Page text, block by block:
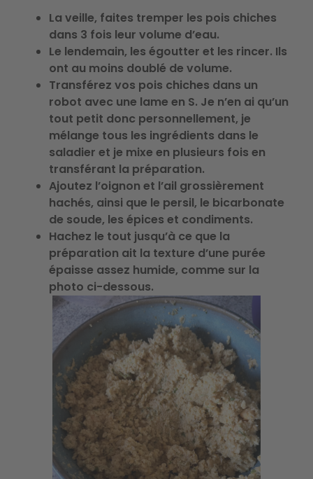
La veille, faites tremper les pois chiches
dans 3 fois leur volume d’eau.
Le lendemain, les égoutter et les rincer. Ils
ont au moins doublé de volume.
Transférez vos pois chiches dans un
robot avec une lame en S. Je n’en ai qu’un
tout petit donc personnellement, je
mélange tous les ingrédients dans le
saladier et je mixe en plusieurs fois en
transférant la préparation.
Ajoutez l’oignon et l’ail grossièrement
hachés, ainsi que le persil, le bicarbonate
de soude, les épices et condiments.
Hachez le tout jusqu’à ce que la
préparation ait la texture d’une purée
épaisse assez humide, comme sur la
photo ci-dessous.